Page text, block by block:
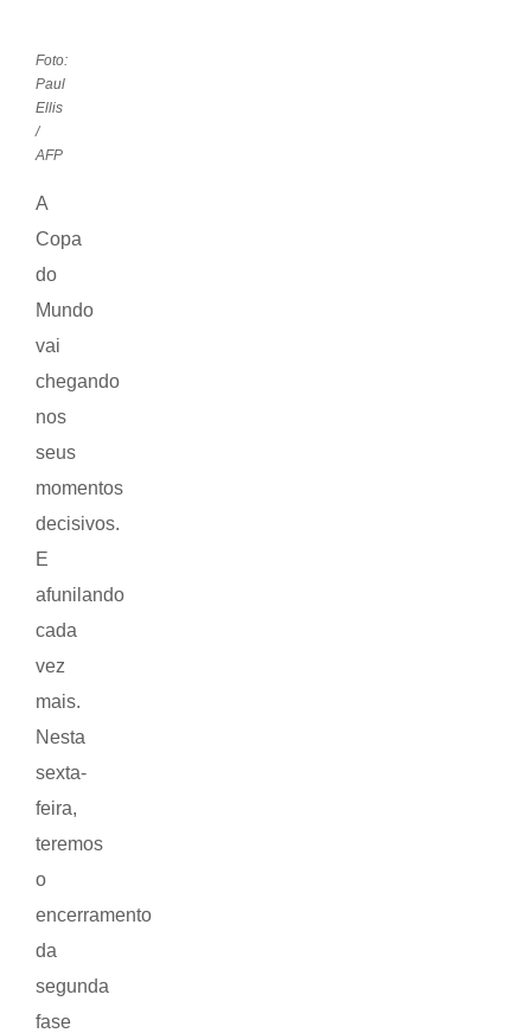
Foto:
Paul
Ellis
/
AFP
A
Copa
do
Mundo
vai
chegando
nos
seus
momentos
decisivos.
E
afunilando
cada
vez
mais.
Nesta
sexta-
feira,
teremos
o
encerramento
da
segunda
fase